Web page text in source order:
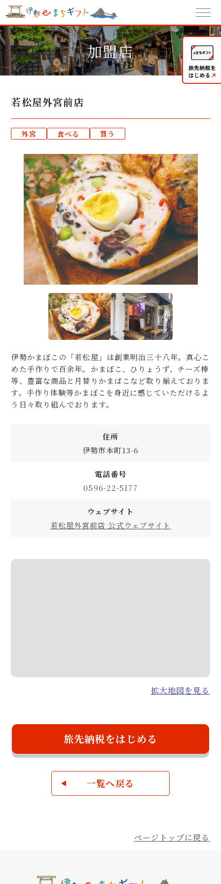
加盟店
若松屋外宮前店
外宮 食べる 買う
伊勢かまぼこの「若松屋」は創業明治三十八年。真心こ
めた手作りで百余年。かまぼこ、ひりょうず、チーズ棒
等、豊富な商品と月替りかまばこなど取り揃えておりま
す。手作り体験等かまぼこを身近に感じていただけるよ
う日々取り組んでおります。
住所
伊勢市本町13-6
電話番号
0596-22-5177
ウェブサイト
若松屋外宮前店 公式ウェブサイト
拡大地図を見る
旅先納税をはじめる
一覧へ戻る
ページトップに戻る